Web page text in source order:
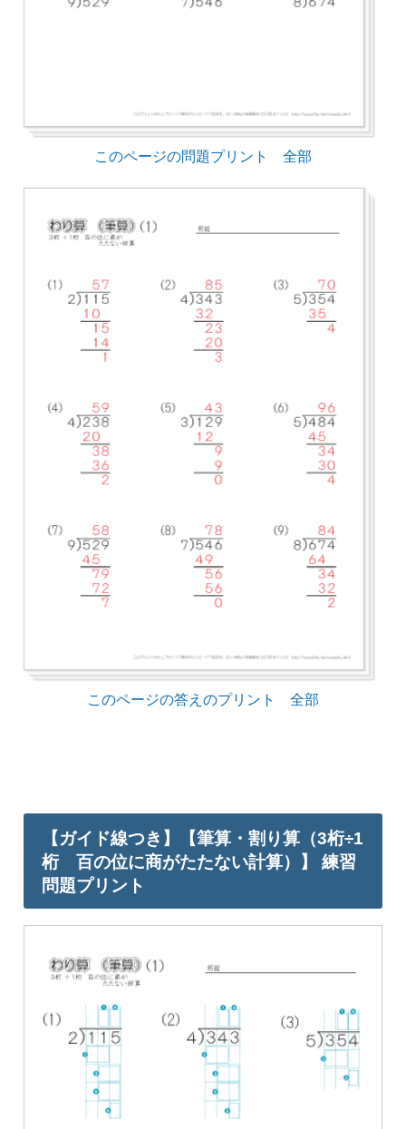
このページの問題プリント 全部
このページの答えのプリント 全部
【ガイド線つき】【筆算・割り算（3桁÷1
桁 百の位に商がたたない計算）】 練習
問題プリント